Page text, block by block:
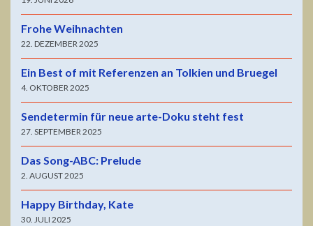
Frohe Weihnachten
22. DEZEMBER 2025
Ein Best of mit Referenzen an Tolkien und Bruegel
4. OKTOBER 2025
Sendetermin für neue arte-Doku steht fest
27. SEPTEMBER 2025
Das Song-ABC: Prelude
2. AUGUST 2025
Happy Birthday, Kate
30. JULI 2025